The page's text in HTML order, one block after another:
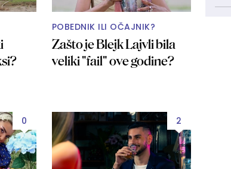
POBEDNIK ILI OČAJNIK?
Zašto je Blejk Lajvli bila
veliki "fail" ove godine?
0 2